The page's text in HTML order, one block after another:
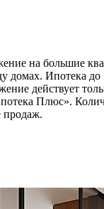
на большие
домах. Ипотека
действует
Плюс».
продаж.